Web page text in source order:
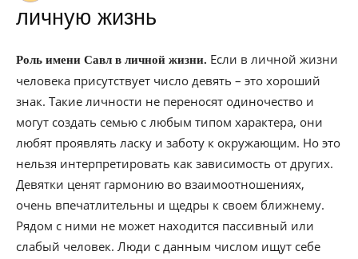
личную жизнь
Роль имени Савл в личной жизни. Если в личной жизни
человека присутствует число девять – это хороший
знак. Такие личности не переносят одиночество и
могут создать семью с любым типом характера, они
любят проявлять ласку и заботу к окружающим. Но это
нельзя интерпретировать как зависимость от других.
Девятки ценят гармонию во взаимоотношениях,
очень впечатлительны и щедры к своем ближнему.
Рядом с ними не может находится пассивный или
слабый человек. Люди с данным числом ищут себе